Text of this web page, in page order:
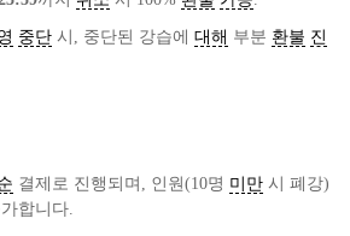
중단 시, 중단된 강습에 대해 부분 환불 진
결제로 진행되며, 인원(10명 미만 시 폐강)
합니다.